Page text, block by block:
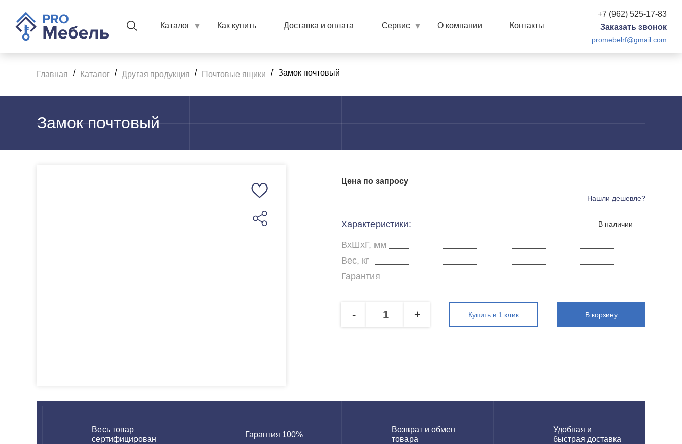
Каталог Как купить Доставка и оплата Сервис О компании Контакты
+7 (962) 525-17-83
Заказать звонок
promebelrf@gmail.com
Главная / Каталог / Другая продукция / Почтовые ящики / Замок почтовый
Замок почтовый
Цена по запросу
Нашли дешевле?
Характеристики: В наличии
ВхШхГ, мм
Вес, кг
Гарантия
- + Купить в 1 клик В корзину
Весь товар
сертифицирован
Гарантия 100%
Возврат и обмен
товара
Удобная и
быстрая доставка